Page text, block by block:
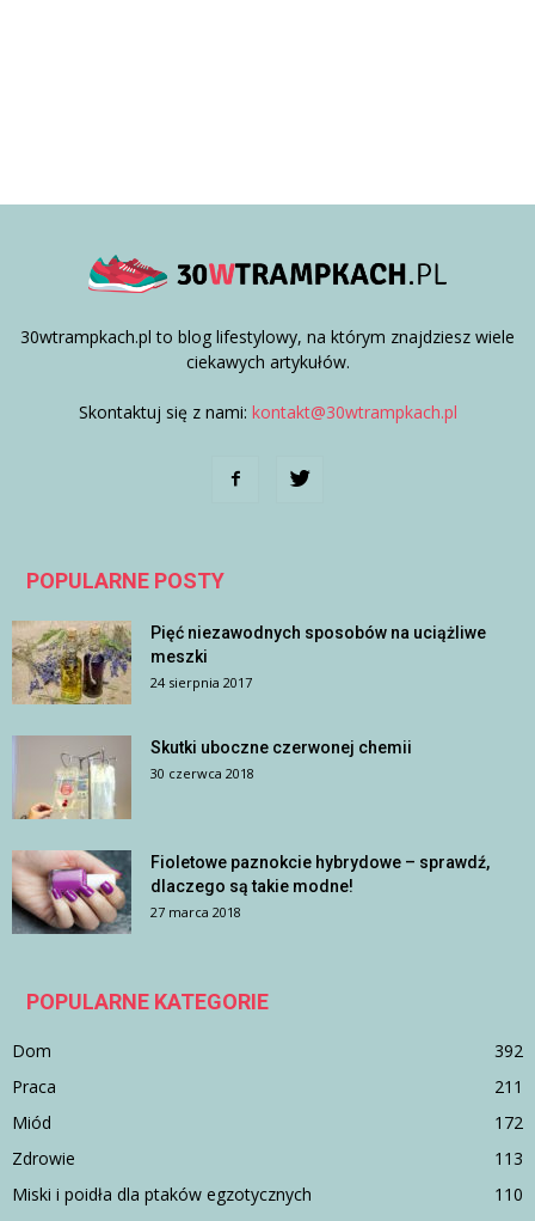
30wtrampkach.pl to blog lifestylowy, na którym znajdziesz wiele
ciekawych artykułów.
Skontaktuj się z nami: kontakt@30wtrampkach.pl
POPULARNE POSTY
Pięć niezawodnych sposobów na uciążliwe
meszki
24 sierpnia 2017
Skutki uboczne czerwonej chemii
30 czerwca 2018
Fioletowe paznokcie hybrydowe – sprawdź,
dlaczego są takie modne!
27 marca 2018
POPULARNE KATEGORIE
Dom
392
Praca
211
Miód
172
Zdrowie
113
Miski i poidła dla ptaków egzotycznych
110